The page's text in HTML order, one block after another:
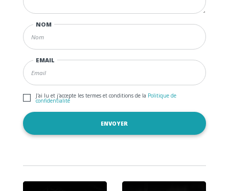
NOM
EMAIL
J'ai lu et j'accepte les termes et conditions de la Politique de
confidentialité